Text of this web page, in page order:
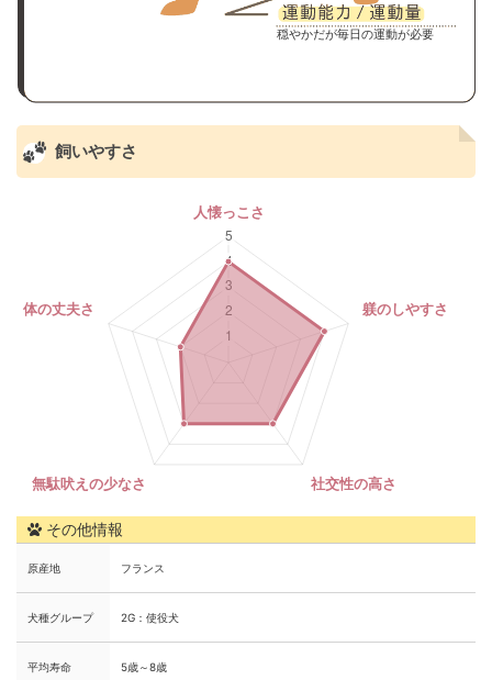
穏やかだが毎日の運動が必要
飼いやすさ
その他情報
原産地 フランス
犬種グループ 2G：使役犬
平均寿命 5歳～8歳